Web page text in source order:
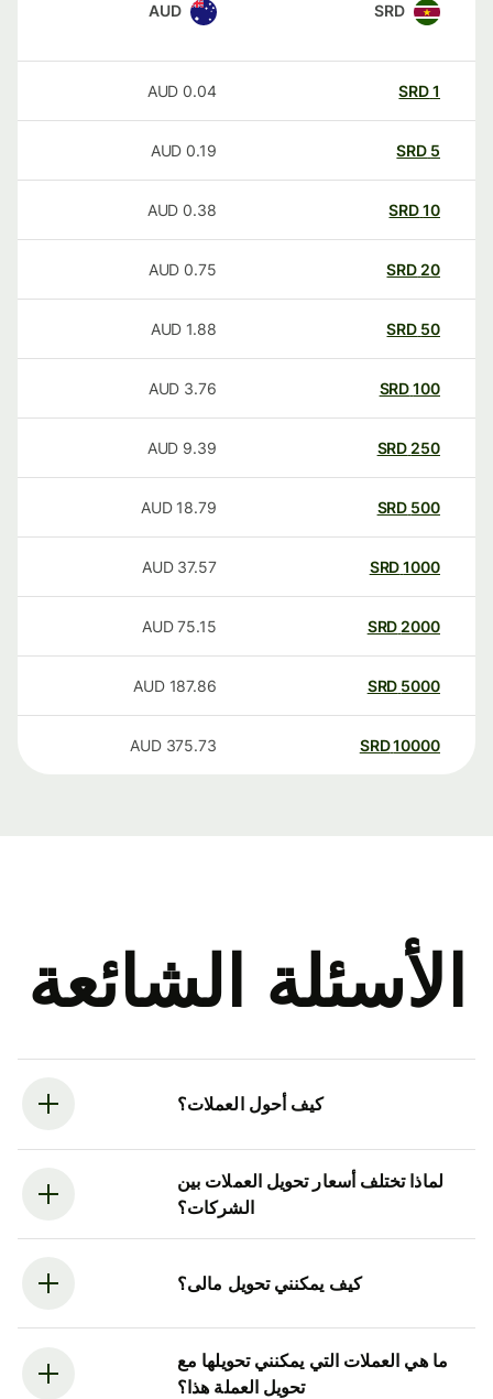
SRD
AUD
SRD
0.04
AUD
SRD
0.19
AUD
SRD
0.38
AUD
20
SRD
0.75
AUD
50
SRD
1.88
AUD
100
SRD
3.76
AUD
250
SRD
9.39
AUD
500
SRD
18.79
AUD
1000
SRD
37.57
AUD
2000
SRD
75.15
AUD
5000
SRD
187.86
AUD
10000
SRD
375.73
AUD
الأسئلة الشائعة
كيف أحول العملات؟
لماذا تختلف أسعار تحويل العملات بين
الشركات؟
كيف يمكنني تحويل مالى؟
ما هي العملات التي يمكنني تحويلها مع
تحويل العملة هذا؟